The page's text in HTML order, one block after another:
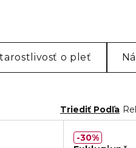
o pleť
Triediť Podľa
30%